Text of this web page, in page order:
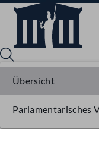
Übersicht
Parlamentarisches